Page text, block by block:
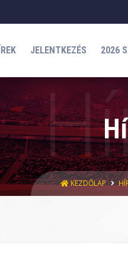
JELENTKEZÉS 2026
KEZDŐLAP